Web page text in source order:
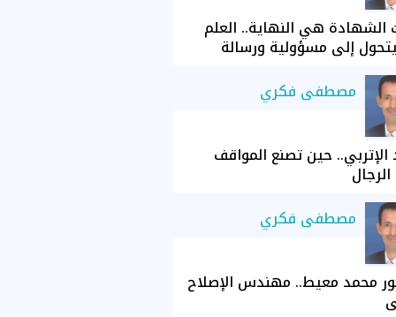
هي النهاية.. العلم
إلى مسؤولية ورسالة
مصطفى فكري
حين تصنع المواقف
مصطفى فكري
محمد معيط.. مهندس الإصلاح